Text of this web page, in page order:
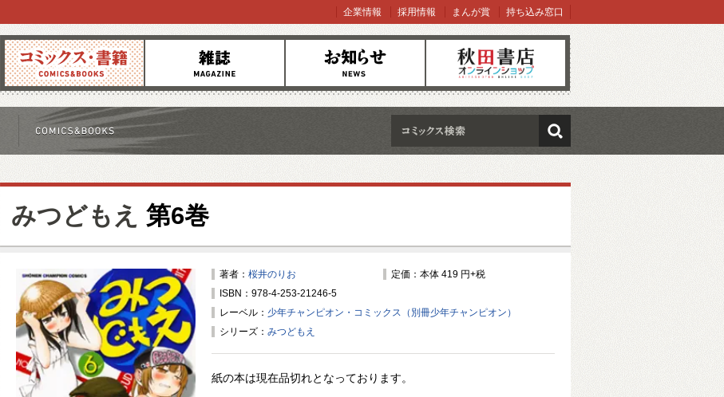
コミックス 雑誌 お知らせ オンラインショップ
企業情報 採用情報 まんが賞 持ち込み窓口
検索
みつどもえ 第6巻
著者： 桜井のりお
定価：本体 419 円+税
ISBN：978-4-253-21246-5
レーベル： 少年チャンピオン・コミックス（別冊少年チャンピオン）
シリーズ： みつどもえ
紙の本は現在品切れとなっております。